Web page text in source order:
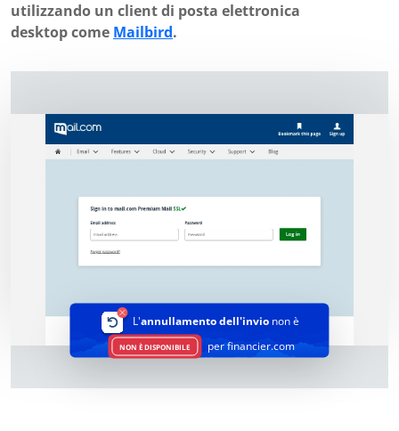
utilizzando un client di posta elettronica
desktop come Mailbird.
L'annullamento dell'invionon è
NON È DISPONIBILE per financier.com